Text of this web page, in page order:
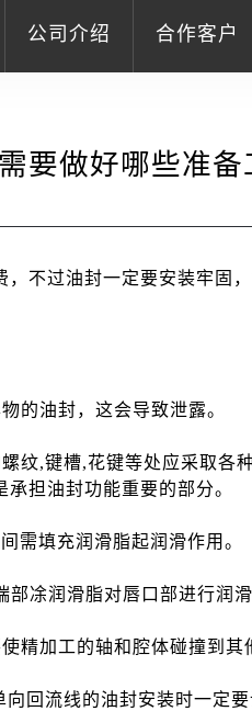
公司介绍 合作客户
要做好哪些准备
，不过油封一定要安装牢固
的油封，这会导致泄露。
,键槽,花键等处应采取各
担油封功能重要的部分。
填充润滑脂起润滑作用。
凃润滑脂对唇口部进行润滑
加工的轴和腔体碰撞到其
流线的油封安装时一定